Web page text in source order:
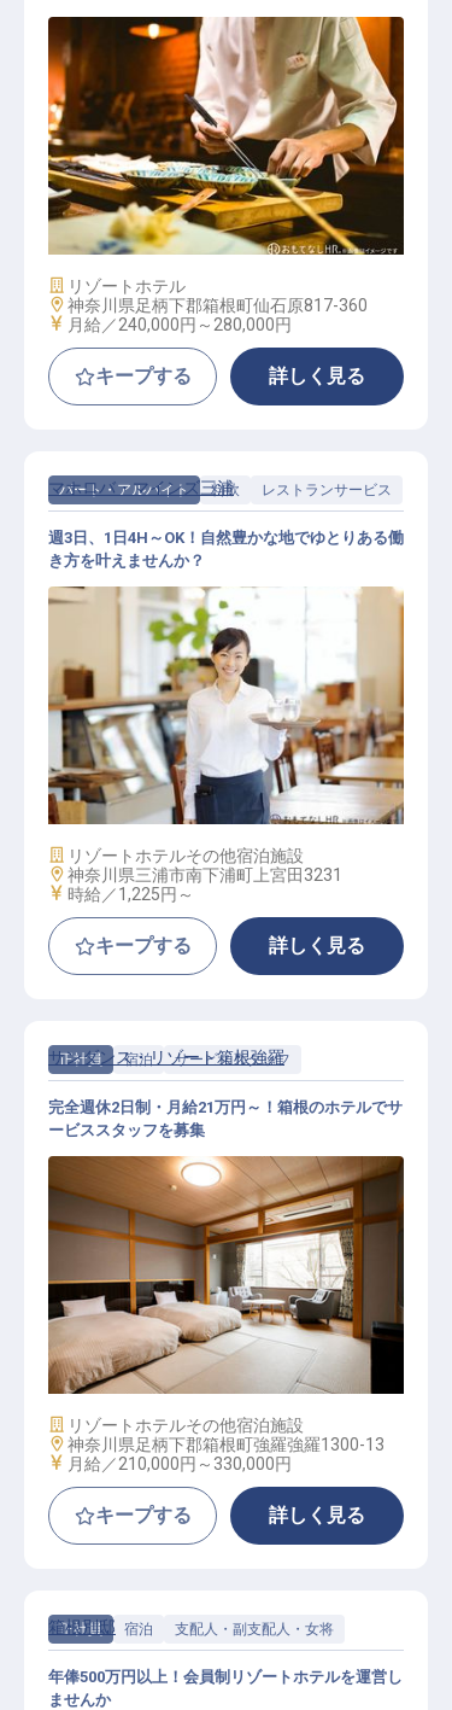
和食 / 契約社員
施設業態
リゾートホテル
勤務地
神奈川県足柄下郡箱根町仙石原817-360
給与
月給／240,000円～ 280,000円
キープする 詳しく見る
パート・アルバイト 料飲 レストランサービス
レストランサービス
マホロバ・マインズ三浦
週3日、1日4H～OK！自然豊かな地でゆとりある働
き方を叶えませんか？
施設業態
リゾートホテルその他宿泊施設
勤務地
神奈川県三浦市南下浦町上宮田3231
給与
時給／1,225円～
キープする 詳しく見る
正社員 宿泊 サービススタッフ
サービススタッフ / 正社員
サンダンス・リゾート箱根強羅
完全週休2日制・月給21万円～！箱根のホテルでサ
ービススタッフを募集
施設業態
リゾートホテルその他宿泊施設
勤務地
神奈川県足柄下郡箱根町強羅強羅1300-13
給与
月給／210,000円～ 330,000円
キープする 詳しく見る
正社員 宿泊 支配人・副支配人・女将
箱根別邸
年俸500万円以上！会員制リゾートホテルを運営し
ませんか